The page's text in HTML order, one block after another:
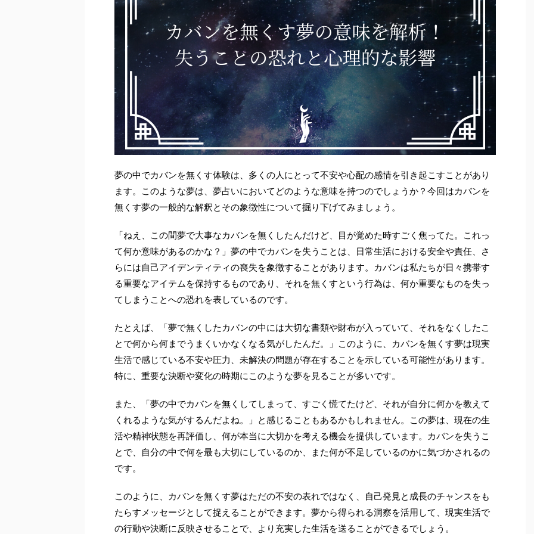
夢の中でカバンを無くす体験は、多くの人にとって不安や心配の感情を引き起こすことがあり
ます。このような夢は、夢占いにおいてどのような意味を持つのでしょうか？今回はカバンを
無くす夢の一般的な解釈とその象徴性について掘り下げてみましょう。
「ねえ、この間夢で大事なカバンを無くしたんだけど、目が覚めた時すごく焦ってた。これっ
て何か意味があるのかな？」夢の中でカバンを失うことは、日常生活における安全や責任、さ
らには自己アイデンティティの喪失を象徴することがあります。カバンは私たちが日々携帯す
る重要なアイテムを保持するものであり、それを無くすという行為は、何か重要なものを失っ
てしまうことへの恐れを表しているのです。
たとえば、「夢で無くしたカバンの中には大切な書類や財布が入っていて、それをなくしたこ
とで何から何までうまくいかなくなる気がしたんだ。」このように、カバンを無くす夢は現実
生活で感じている不安や圧力、未解決の問題が存在することを示している可能性があります。
特に、重要な決断や変化の時期にこのような夢を見ることが多いです。
また、「夢の中でカバンを無くしてしまって、すごく慌てたけど、それが自分に何かを教えて
くれるような気がするんだよね。」と感じることもあるかもしれません。この夢は、現在の生
活や精神状態を再評価し、何が本当に大切かを考える機会を提供しています。カバンを失うこ
とで、自分の中で何を最も大切にしているのか、また何が不足しているのかに気づかされるの
です。
このように、カバンを無くす夢はただの不安の表れではなく、自己発見と成長のチャンスをも
たらすメッセージとして捉えることができます。夢から得られる洞察を活用して、現実生活で
の行動や決断に反映させることで、より充実した生活を送ることができるでしょう。